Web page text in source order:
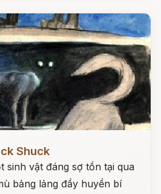
Shuck
sinh vật đáng sợ tồn tại qua
bảng lảng đầy huyền bí